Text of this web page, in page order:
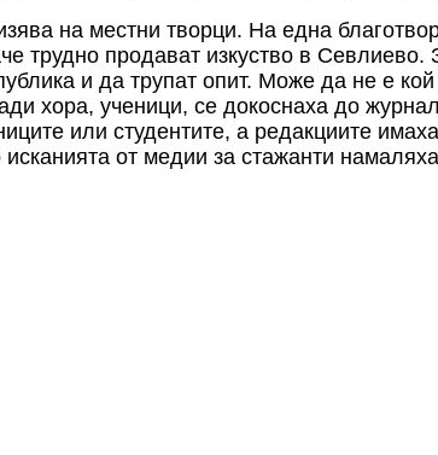
на местни творци. На една
трудно продават изкуство в Севлиево.
и да трупат опит. Може да не е кой
хора, ученици, се докоснаха до
или студентите, а редакциите
от медии за стажанти